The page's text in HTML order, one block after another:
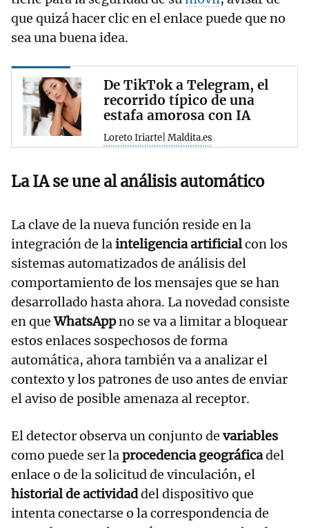
que quizá hacer clic en el enlace puede que no
sea una buena idea.
De TikTok a Telegram, el
recorrido típico de una
estafa amorosa con IA
Loreto Iriarte| Maldita.es
La IA se une al análisis automático
La clave de la nueva función reside en la
integración de lainteligencia artificialcon los
sistemas automatizados de análisis del
comportamiento de los mensajes que se han
desarrollado hasta ahora. La novedad consiste
en queWhatsAppno se va a limitar a bloquear
estos enlaces sospechosos de forma
automática, ahora también va a analizar el
contexto y los patrones de uso antes de enviar
el aviso de posible amenaza al receptor.
El detector observa un conjunto de variables
como puede ser laprocedencia geográficadel
enlace o de la solicitud de vinculación, el
historial de actividaddel dispositivo que
intenta conectarse o la correspondencia de